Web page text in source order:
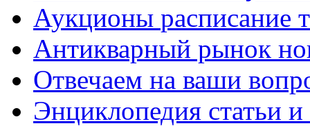
Аукционы расписание
Антикварный рынок
Отвечаем на ваши
Энциклопедия статьи